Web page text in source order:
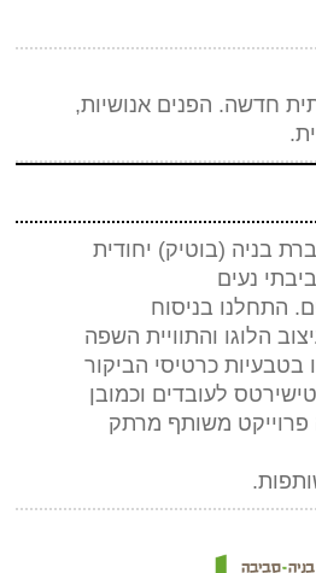
חדשה. הפנים אנושיות,
בניה (בוטיק) יחודית
נעים
התחלנו בניסוח
הלוגו והתוויית השפה
כרטיסי הביקור
לעובדים וכמובן
פרוייקט משותף מרתק